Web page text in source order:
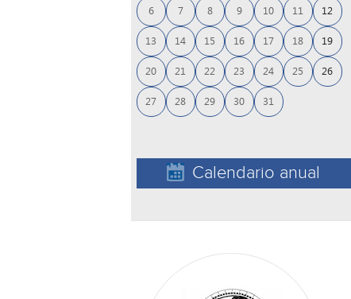
6 7 8 9 10 11 12
13 14 15 16 17 18 19
20 21 22 23 24 25 26
27 28 29 30 31
Calendario anual